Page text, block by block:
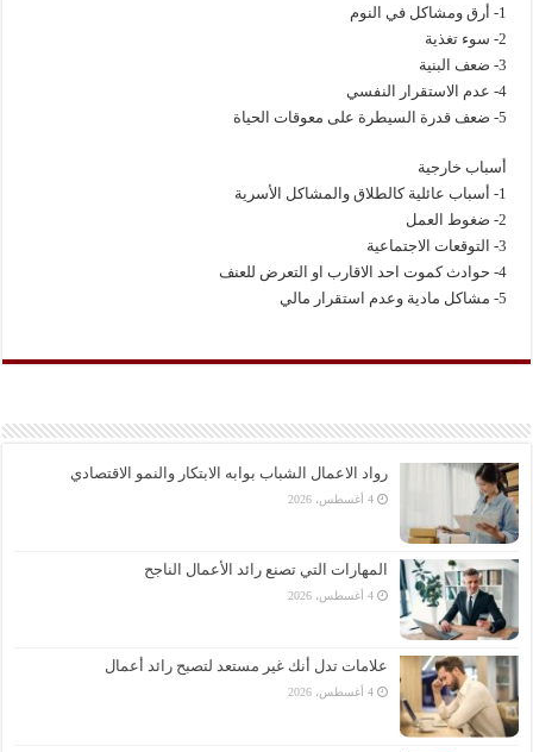
1- أرق ومشاكل في النوم
2- سوء تغذية
3- ضعف البنية
4- عدم الاستقرار النفسي
5- ضعف قدرة السيطرة على معوقات الحياة
أسباب خارجية
1- أسباب عائلية كالطلاق والمشاكل الأسرية
2- ضغوط العمل
3- التوقعات الاجتماعية
4- حوادث كموت احد الاقارب او التعرض للعنف
5- مشاكل مادية وعدم استقرار مالي
رواد الاعمال الشباب بوابه الابتكار والنمو الاقتصادي
4 أغسطس، 2026
المهارات التي تصنع رائد الأعمال الناجح
4 أغسطس، 2026
علامات تدل أنك غير مستعد لتصبح رائد أعمال
4 أغسطس، 2026